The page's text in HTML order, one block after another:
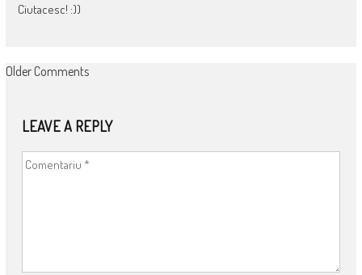
Ciutacesc! :))
COMMENT
Older Comments
LEAVE A REPLY